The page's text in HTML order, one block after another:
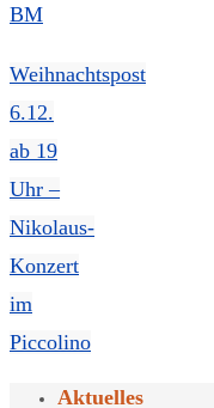
Weihnachtspost
6.12.
ab 19
Uhr –
Nikolaus-
Konzert
im
Piccolino
Aktuelles